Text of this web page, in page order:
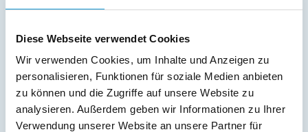
Diese Webseite verwendet Cookies
Wir verwenden Cookies, um Inhalte und Anzeigen zu
personalisieren, Funktionen für soziale Medien anbieten
zu können und die Zugriffe auf unsere Website zu
analysieren. Außerdem geben wir Informationen zu Ihrer
Verwendung unserer Website an unsere Partner für
Freier Kommentar an Vermieter